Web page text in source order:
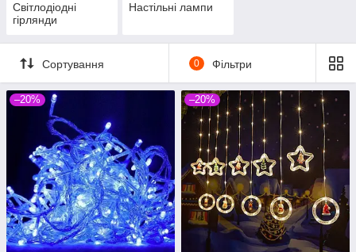
Світлодіодні
гірлянди
Настільні лампи
Сортування 0 Фільтри
–20% –20%